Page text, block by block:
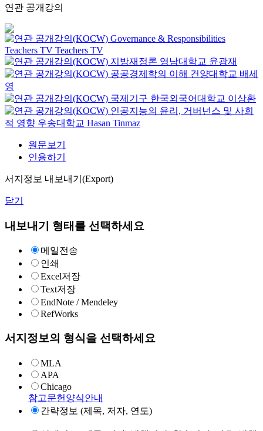
연관 공개강의
Governance & Responsibilities
Teachers TV Teachers TV
지방재정론 영남대학교 윤광재
공공경제학의 이해 건양대학교 배세
영
국제기구 한국외국어대학교 이상환
인공지능의 윤리, 거버넌스 및 사회
적 영향 우송대학교 Hasan Tinmaz
원문보기
인용하기
서지정보 내보내기(Export)
닫기
내보내기 형태를 선택하세요
메일전송
인쇄
Excel저장
Text저장
EndNote / Mendeley
RefWorks
서지정보의 형식을 선택하세요
MLA
APA
Chicago
참고문헌양식안내
간략정보 (제목, 저자, 연도)